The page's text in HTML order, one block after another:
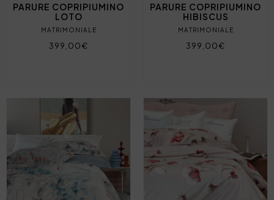
PARURE COPRIPIUMINO
LOTO
MATRIMONIALE
399,00€
PARURE COPRIPIUMINO
HIBISCUS
MATRIMONIALE
399,00€